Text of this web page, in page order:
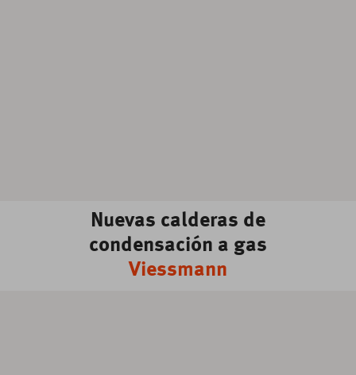
Nuevas calderas de
condensación a gas
Viessmann